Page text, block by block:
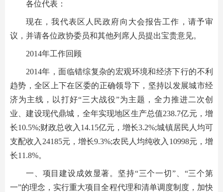
各位代表：
现在，我代表区人民政府向大会报告工作，请予审
议，并请各位政协委员和其他列席人员提出宝贵意见。
2014年工作回顾
2014年，面临错综复杂的宏观环境和经济下行的不利
趋势，全区上下在区委的正确领导下，坚持以发展城市经
济为主线，以打好“三大战役”为主题，全力推进二次创
业、建设现代鼎城，全年实现地区生产总值238.7亿元，增
长10.5%;财政总收入14.15亿元，增长3.2%;城镇居民人均可
支配收入24185元，增长9.3%;农民人均纯收入10998元，增
长11.8%。
一、项目建设成效显著。坚持“三个一切”、“三个第
一”的理念，实行重大项目全程代理和清单调度制度，加快